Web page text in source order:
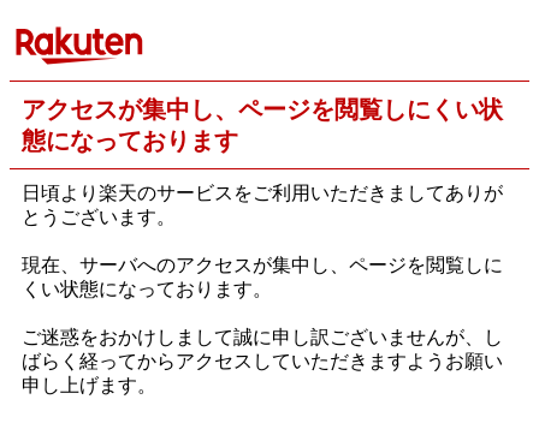
アクセスが集中し、ページを閲覧しにくい状
態になっております
日頃より楽天のサービスをご利用いただきましてありが
とうございます。
現在、サーバへのアクセスが集中し、ページを閲覧しに
くい状態になっております。
ご迷惑をおかけしまして誠に申し訳ございませんが、し
ばらく経ってからアクセスしていただきますようお願い
申し上げます。